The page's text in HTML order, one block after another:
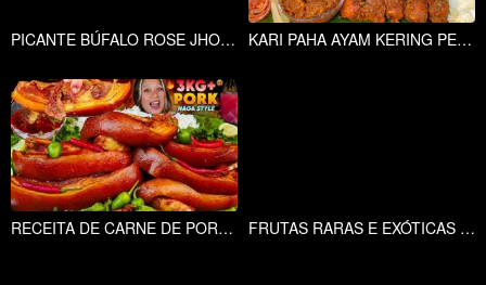
PICANTE BÚFALO ROSE JHOL MOMO MUKBANG KARI PAHA AYAM KERING PEDAS, MIMI SHINJU DENGAN NASI MUKBANG |
RECEITA DE CARNE DE PORCO AO ESTILO NAGA DE 3 KG + MUKBANG || FRUTAS RARAS E EXÓTICAS MUKBANG